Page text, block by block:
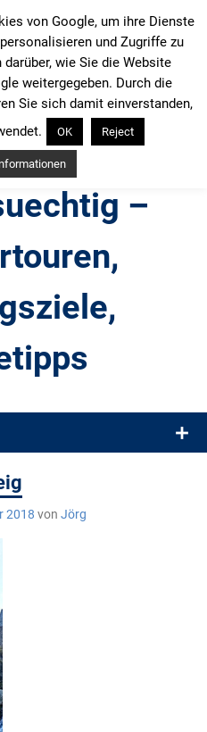
–
Ein Blog für alle, die gern
2018 von Jörg
von Google, um ihre Dienste
und Zugriffe zu
wie Sie die Website
weitergegeben. Durch die
Sie sich damit einverstanden,
OK Reject